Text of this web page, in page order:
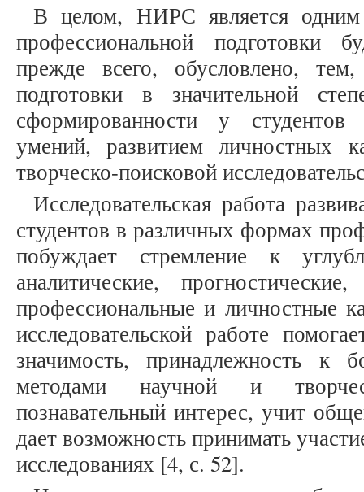
В целом, НИРС является
профессиональной подготовки
прежде всего, обусловлено,
подготовки в значительной
сформированности у студентов
умений, развитием личностных
творческо-поисковой
Исследовательская работа
студентов в различных формах
побуждает стремление к
аналитические,
профессиональные и личностные
исследовательской работе
значимость, принадлежность к
методами научной и
познавательный интерес, учит
дает возможность принимать
исследованиях [4, с. 52].